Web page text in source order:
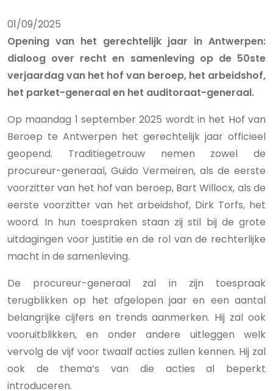
01/09/2025
Opening van het gerechtelijk jaar in Antwerpen:
dialoog over recht en samenleving op de 50ste
verjaardag van het hof van beroep, het arbeidshof,
het parket-generaal en het auditoraat-generaal.
Op maandag 1 september 2025 wordt in het Hof van
Beroep te Antwerpen het gerechtelijk jaar officieel
geopend. Traditiegetrouw nemen zowel de
procureur-generaal, Guido Vermeiren, als de eerste
voorzitter van het hof van beroep, Bart Willocx, als de
eerste voorzitter van het arbeidshof, Dirk Torfs, het
woord. In hun toespraken staan zij stil bij de grote
uitdagingen voor justitie en de rol van de rechterlijke
macht in de samenleving.
De procureur-generaal zal in zijn toespraak
terugblikken op het afgelopen jaar en een aantal
belangrijke cijfers en trends aanmerken. Hij zal ook
vooruitblikken, en onder andere uitleggen welk
vervolg de vijf voor twaalf acties zullen kennen. Hij zal
ook de thema’s van die acties al beperkt
introduceren.